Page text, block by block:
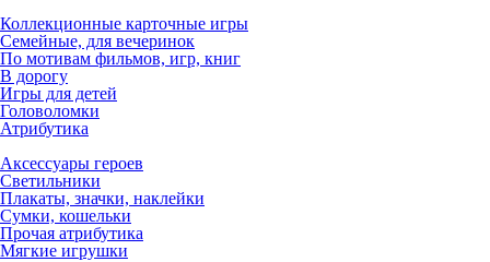
Коллекционные карточные игры
Семейные, для вечеринок
По мотивам фильмов, игр, книг
В дорогу
Игры для детей
Головоломки
Атрибутика
Аксессуары героев
Светильники
Плакаты, значки, наклейки
Сумки, кошельки
Прочая атрибутика
Мягкие игрушки